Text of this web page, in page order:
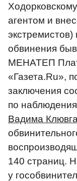
агентом и
экстремистов)
обвинения
МЕНАТЕП
«Газета.Ru»,
заключения
по
Вадима
140 страниц.
у